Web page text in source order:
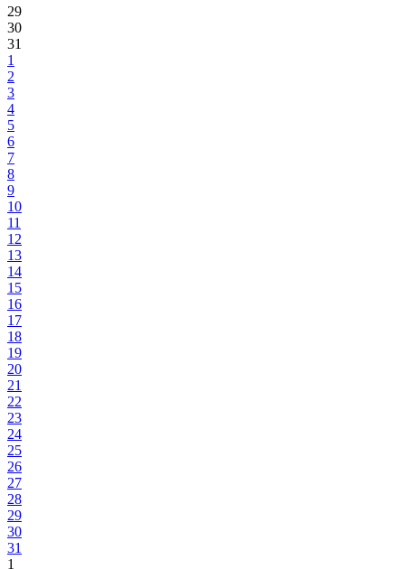
29
30
31
1
2
3
4
5
6
7
8
9
10
11
12
13
14
15
16
17
18
19
20
21
22
23
24
25
26
27
28
29
30
31
1